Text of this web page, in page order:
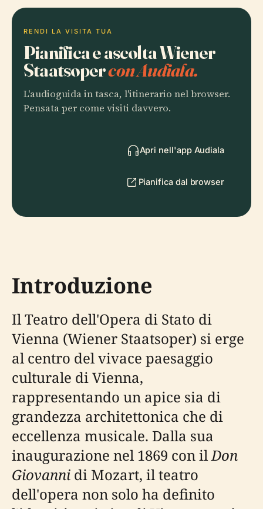
RENDI LA VISITA TUA
Pianifica e ascolta Wiener
Staatsopercon Audiala.
L'audioguida in tasca, l'itinerario nel browser.
Pensata per come visiti davvero.
Apri nell'app Audiala
Pianifica dal browser
Introduzione
Il Teatro dell'Opera di Stato di
Vienna (Wiener Staatsoper) si erge
al centro del vivace paesaggio
culturale di Vienna,
rappresentando un apice sia di
grandezza architettonica che di
eccellenza musicale. Dalla sua
inaugurazione nel 1869 con ilDon
Giovanni di Mozart, il teatro
dell'opera non solo ha definito